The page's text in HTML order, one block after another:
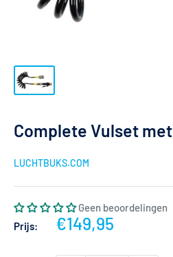
Complete Vulset
LUCHTBUKS.COM
Geen beoordelingen
Prijs:
Actieprijs
€149,95